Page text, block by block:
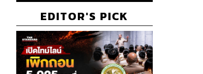
EDITOR'S PICK